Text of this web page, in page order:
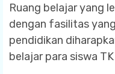
Ruang belajar yang
dengan fasilitas
pendidikan
belajar para siswa